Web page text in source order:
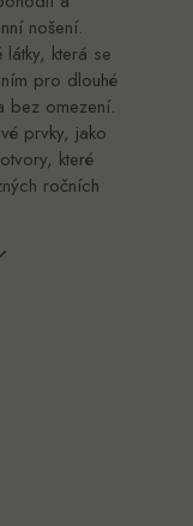
nošení.
která se
pro dlouhé
bez omezení.
prvky, jako
které
ročních